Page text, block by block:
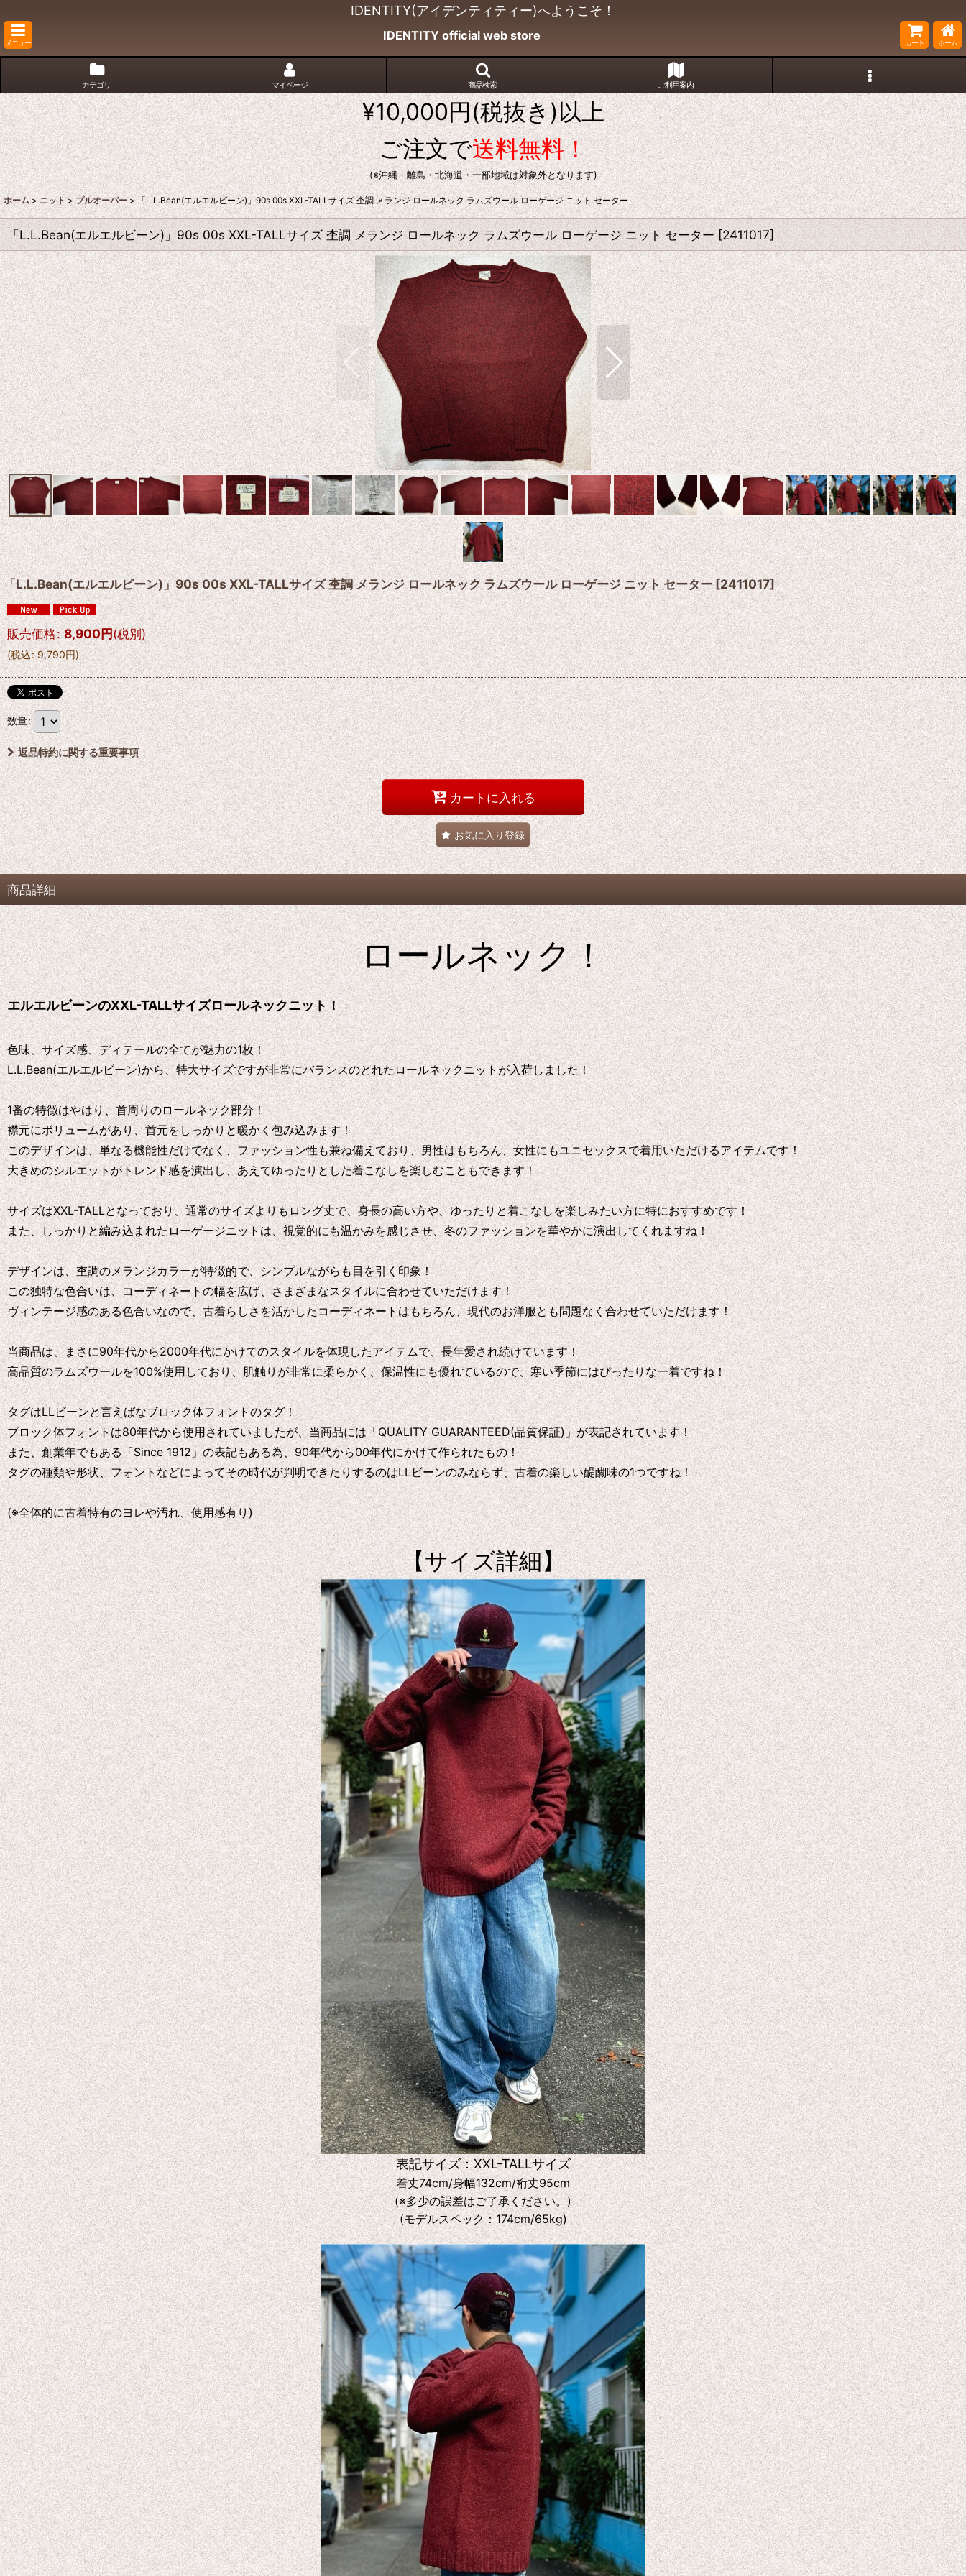
IDENTITY(アイデンティティー)へようこそ！
メニュー
IDENTITY official web store
カート ホーム
カテゴリ マイページ 商品検索 ご利用案内
¥10,000円(税抜き)以上
ご注文で送料無料！
(※沖縄・離島・北海道・一部地域は対象外となります)
ホーム > ニット > プルオーバー > 「L.L.Bean(エルエルビーン)」90s 00s XXL-TALLサイズ 杢調 メランジ ロールネック ラムズウール ローゲージ ニット セーター
「L.L.Bean(エルエルビーン)」90s 00s XXL-TALLサイズ 杢調 メランジ ロールネック ラムズウール ローゲージ ニット セーター [2411017]
「L.L.Bean(エルエルビーン)」90s 00s XXL-TALLサイズ 杢調 メランジ ロールネック ラムズウール ローゲージ ニット セーター[2411017]
販売価格: 8,900円(税別)
(税込: 9,790円)
数量:
返品特約に関する重要事項
カートに入れる
お気に入り登録
商品詳細
ロールネック！
エルエルビーンのXXL-TALLサイズロールネックニット！
色味、サイズ感、ディテールの全てが魅力の1枚！
L.L.Bean(エルエルビーン)から、特大サイズですが非常にバランスのとれたロールネックニットが入荷しました！
1番の特徴はやはり、首周りのロールネック部分！
襟元にボリュームがあり、首元をしっかりと暖かく包み込みます！
このデザインは、単なる機能性だけでなく、ファッション性も兼ね備えており、男性はもちろん、女性にもユニセックスで着用いただけるアイテムです！
大きめのシルエットがトレンド感を演出し、あえてゆったりとした着こなしを楽しむこともできます！
サイズはXXL-TALLとなっており、通常のサイズよりもロング丈で、身長の高い方や、ゆったりと着こなしを楽しみたい方に特におすすめです！
また、しっかりと編み込まれたローゲージニットは、視覚的にも温かみを感じさせ、冬のファッションを華やかに演出してくれますね！
デザインは、杢調のメランジカラーが特徴的で、シンプルながらも目を引く印象！
この独特な色合いは、コーディネートの幅を広げ、さまざまなスタイルに合わせていただけます！
ヴィンテージ感のある色合いなので、古着らしさを活かしたコーディネートはもちろん、現代のお洋服とも問題なく合わせていただけます！
当商品は、まさに90年代から2000年代にかけてのスタイルを体現したアイテムで、長年愛され続けています！
高品質のラムズウールを100%使用しており、肌触りが非常に柔らかく、保温性にも優れているので、寒い季節にはぴったりな一着ですね！
タグはLLビーンと言えばなブロック体フォントのタグ！
ブロック体フォントは80年代から使用されていましたが、当商品には「QUALITY GUARANTEED(品質保証)」が表記されています！
また、創業年でもある「Since 1912」の表記もある為、90年代から00年代にかけて作られたもの！
タグの種類や形状、フォントなどによってその時代が判明できたりするのはLLビーンのみならず、古着の楽しい醍醐味の1つですね！
(※全体的に古着特有のヨレや汚れ、使用感有り)
【サイズ詳細】
表記サイズ：XXL-TALLサイズ
着丈74cm/身幅132cm/裄丈95cm
(※多少の誤差はご了承ください。)
(モデルスペック：174cm/65kg)